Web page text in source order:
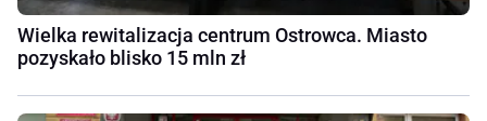
Wielka rewitalizacja centrum Ostrowca. Miasto
pozyskało blisko 15 mln zł